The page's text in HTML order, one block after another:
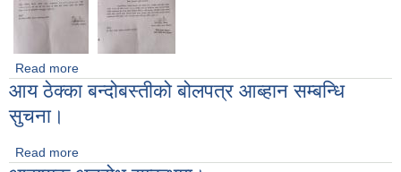
Read more
आय ठेक्का बन्दोबस्तीको बोलपत्र आब्हान सम्बन्धि
सुचना।
Read more